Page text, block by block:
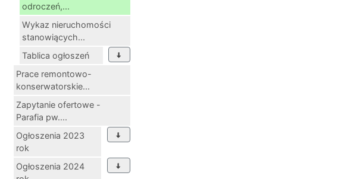
odroczeń,...
Wykaz nieruchomości
stanowiących...
Tablica ogłoszeń
Prace remontowo-
konserwatorskie...
Zapytanie ofertowe -
Parafia pw....
Ogłoszenia 2023
rok
Ogłoszenia 2024